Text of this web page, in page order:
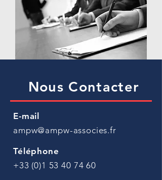
Nous Contacter
E-mail
ampw@ampw-associes.fr
Téléphone
+33 (0)1 53 40 74 60